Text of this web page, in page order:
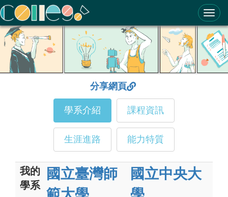
ColleGo! 大學選才與高中育才輔助系統
分享網頁
學系介紹 課程資訊
生涯進路 能力特質
我的
學系
國立臺灣師
國立中央大